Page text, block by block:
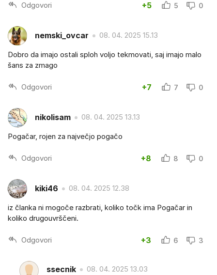
Odgovori +5 5 0
nemski_ovcar 08. 04. 2025 15.13
Dobro da imajo ostali sploh voljo tekmovati, saj imajo malo
šans za zmago
Odgovori +7 7 0
nikolisam 08. 04. 2025 13.13
Pogačar, rojen za največjo pogačo
Odgovori +8 8 0
kiki46 08. 04. 2025 12.38
iz članka ni mogoče razbrati, koliko točk ima Pogačar in
koliko drugouvrščeni.
Odgovori +3 6 3
ssecnik 08. 04. 2025 13.03